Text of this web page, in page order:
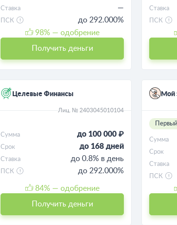
Ставка —
ПСК
до 292.000%
98% — одобрение
Получить деньги
Ставка
ПСК
Целевые Финансы
Лиц. № 2403045010104
Сумма до 100 000 ₽
Срок до 168 дней
Ставка до 0.8% в день
ПСК до 292.000%
84% — одобрение
Получить деньги
Мой
Сумма
Срок
Ставка
ПСК